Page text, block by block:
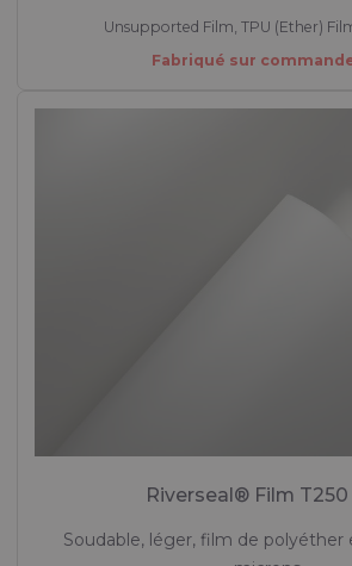
Unsupported Film, TPU (Ether)
Fabriqué sur
Riverseal® Film T250
Soudable, léger, film de polyéther